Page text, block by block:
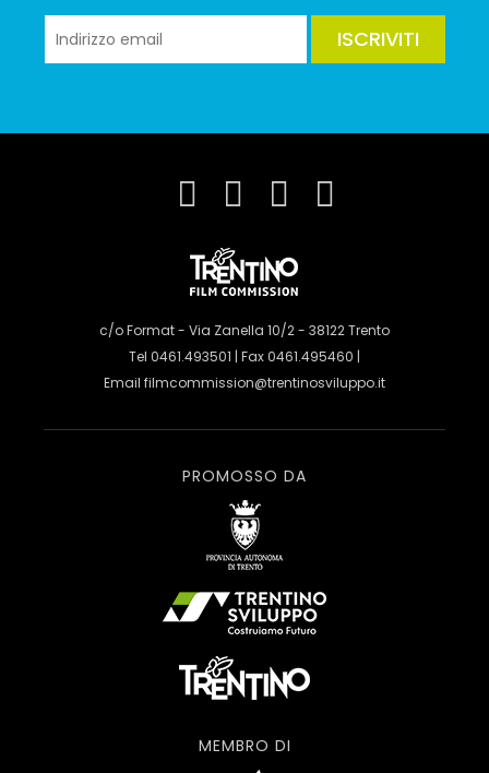
ISCRIVITI
c/o Format - Via Zanella 10/2 - 38122 Trento
Tel 0461.493501 | Fax 0461.495460 |
Email filmcommission@trentinosviluppo.it
PROMOSSO DA
MEMBRO DI